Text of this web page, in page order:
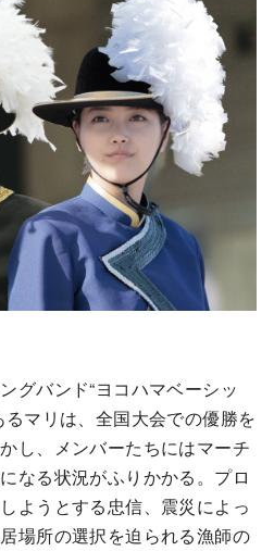
グバンド“ヨコハマベーシッ
るマリは、全国大会での優勝を
し、メンバーたちにはマーチ
なる状況がふりかかる。プロ
ようとする忠信、震災によっ
場所の選択を迫られる漁師の